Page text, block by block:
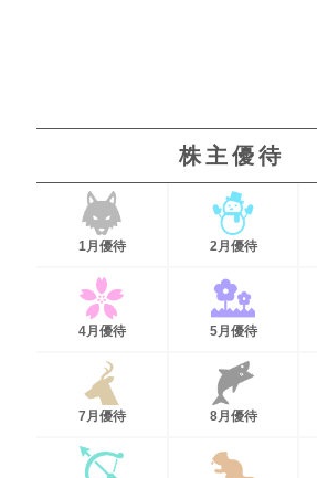
株主優待
1月優待 2月優待
4月優待 5月優待
7月優待 8月優待